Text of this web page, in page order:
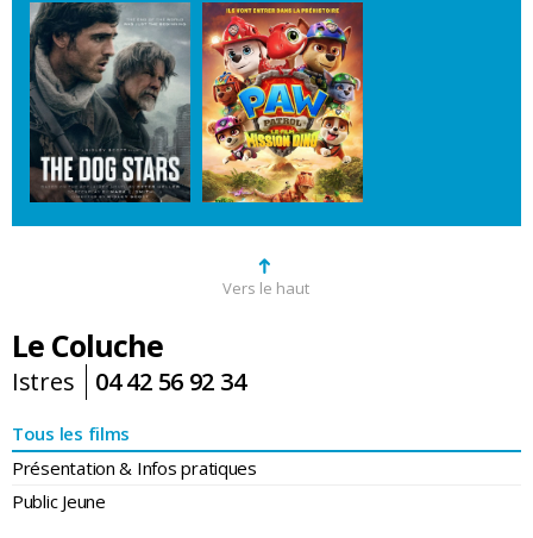
Le Coluche
Istres 04 42 56 92 34
Tous les films
Présentation & Infos pratiques
Public Jeune
Vers le haut
➜